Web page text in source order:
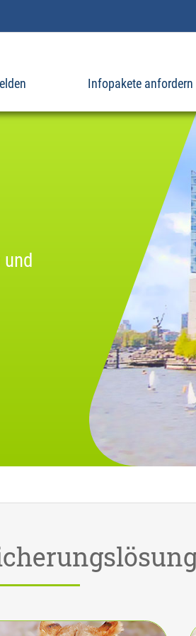
Infopakete anfordern